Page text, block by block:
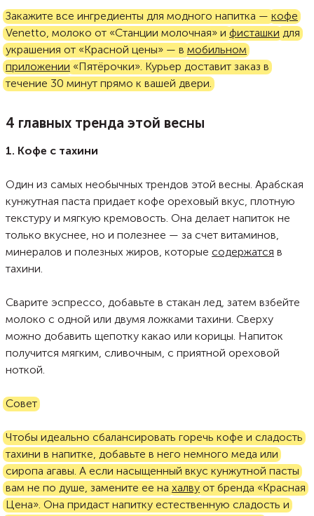
Закажите все ингредиенты для модного напитка — кофе
Venetto, молоко от «Станции молочная» и фисташки для
украшения от «Красной цены» — в мобильном
приложении «Пятёрочки». Курьер доставит заказ в
течение 30 минут прямо к вашей двери.
4 главных тренда этой весны
1. Кофе с тахини
Один из самых необычных трендов этой весны. Арабская
кунжутная паста придает кофе ореховый вкус, плотную
текстуру и мягкую кремовость. Она делает напиток не
только вкуснее, но и полезнее — за счет витаминов,
минералов и полезных жиров, которые содержатся в
тахини.
Сварите эспрессо, добавьте в стакан лед, затем взбейте
молоко с одной или двумя ложками тахини. Сверху
можно добавить щепотку какао или корицы. Напиток
получится мягким, сливочным, с приятной ореховой
ноткой.
Совет
Чтобы идеально сбалансировать горечь кофе и сладость
тахини в напитке, добавьте в него немного меда или
сиропа агавы. А если насыщенный вкус кунжутной пасты
вам не по душе, замените ее на халву от бренда «Красная
Цена». Она придаст напитку естественную сладость и